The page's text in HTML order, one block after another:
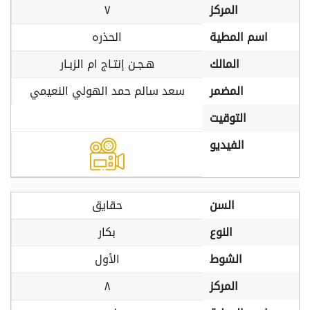
المركز
٧
اسم المطية
الحذره
المالك
هـجـن إنتـاج ام الزبـار
المضمر
سعد سالم حمد الهولي النعيمي
التوقيت
الفيديو
السن
حقايق
النوع
بكار
الشوط
الأول
المركز
٨